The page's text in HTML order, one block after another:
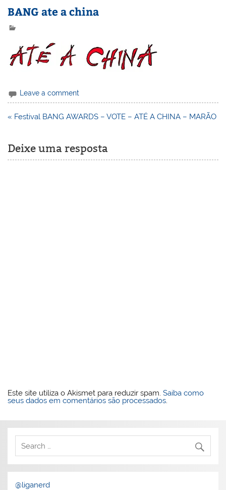
BANG ate a china
Leave a comment
Navegação
« Festival BANG AWARDS – VOTE – ATÉ A CHINA – MARÃO
Deixe uma resposta
Este site utiliza o Akismet para reduzir spam.Saiba como
seus dados em comentários são processados.
@liganerd